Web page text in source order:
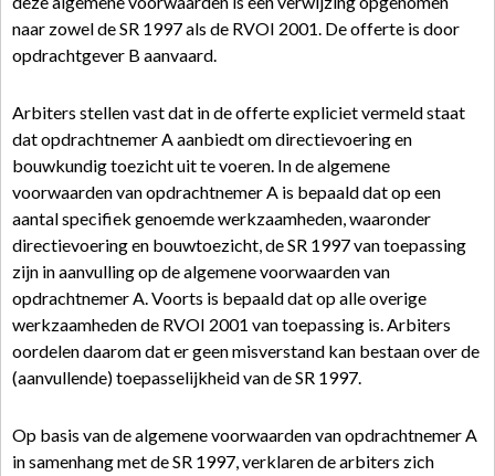
naar zowel de SR 1997 als de RVOI 2001. De offerte is door
opdrachtgever B aanvaard.
Arbiters stellen vast dat in de offerte expliciet vermeld staat
dat opdrachtnemer A aanbiedt om directievoering en
bouwkundig toezicht uit te voeren. In de algemene
voorwaarden van opdrachtnemer A is bepaald dat op een
aantal specifiek genoemde werkzaamheden, waaronder
directievoering en bouwtoezicht, de SR 1997 van toepassing
zijn in aanvulling op de algemene voorwaarden van
opdrachtnemer A. Voorts is bepaald dat op alle overige
werkzaamheden de RVOI 2001 van toepassing is. Arbiters
oordelen daarom dat er geen misverstand kan bestaan over de
(aanvullende) toepasselijkheid van de SR 1997.
Op basis van de algemene voorwaarden van opdrachtnemer A
in samenhang met de SR 1997, verklaren de arbiters zich